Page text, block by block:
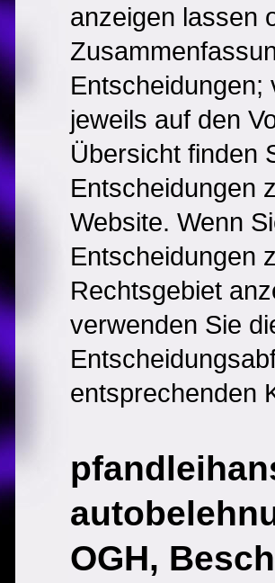
anzeigen lassen
Entscheidungen;
jeweils auf den
Übersicht finden
Entscheidungen
Website. Wenn
Entscheidungen
Rechtsgebiet
verwenden Sie
entsprechenden
OGH,